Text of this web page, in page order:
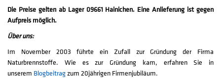
Die Preise gelten ab Lager 09661 Hainichen. Eine Anlieferung ist gegen
Aufpreis möglich.
Über uns:
Im November 2003 führte ein Zufall zur Gründung der Firma
Naturbrennstoffe. Wie es zur Gründung kam, erfahren Sie in
unserem Blogbeitragzum 20jährigen Firmenjubiläum.